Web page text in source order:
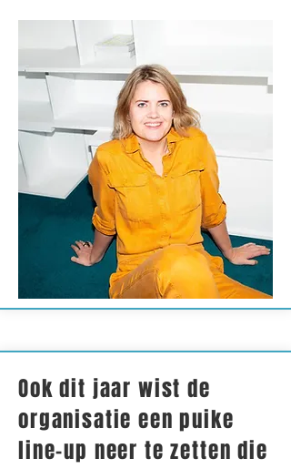
Ook dit jaar wist de
organisatie een puike
line-up neer te zetten die